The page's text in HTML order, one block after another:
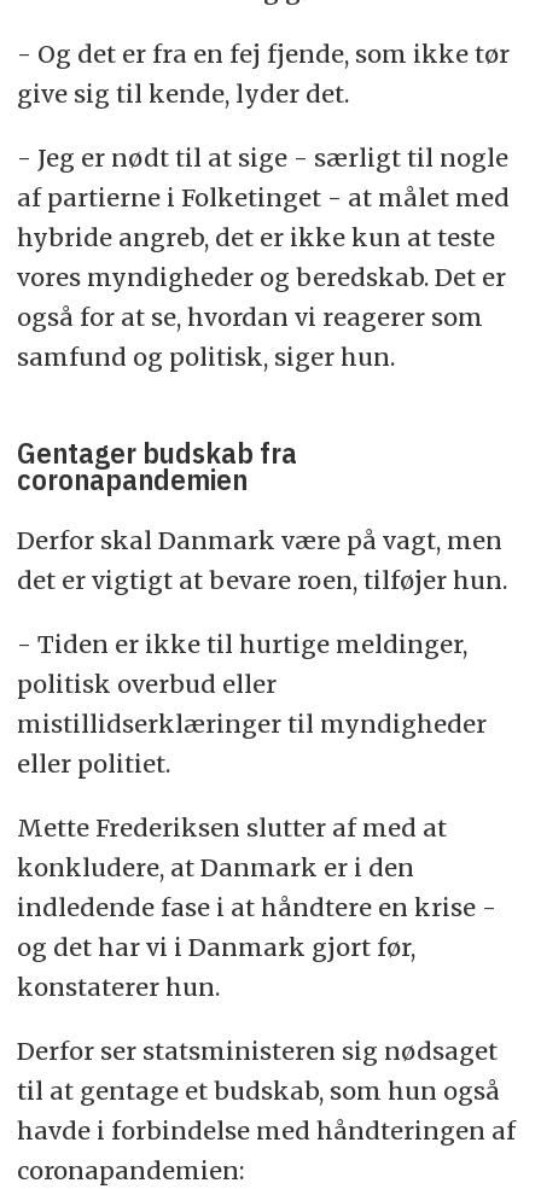
- Og det er fra en fej fjende, som ikke tør
give sig til kende, lyder det.
- Jeg er nødt til at sige - særligt til nogle
af partierne i Folketinget - at målet med
hybride angreb, det er ikke kun at teste
vores myndigheder og beredskab. Det er
også for at se, hvordan vi reagerer som
samfund og politisk, siger hun.
Gentager budskab fra
coronapandemien
Derfor skal Danmark være på vagt, men
det er vigtigt at bevare roen, tilføjer hun.
- Tiden er ikke til hurtige meldinger,
politisk overbud eller
mistillidserklæringer til myndigheder
eller politiet.
Mette Frederiksen slutter af med at
konkludere, at Danmark er i den
indledende fase i at håndtere en krise -
og det har vi i Danmark gjort før,
konstaterer hun.
Derfor ser statsministeren sig nødsaget
til at gentage et budskab, som hun også
havde i forbindelse med håndteringen af
coronapandemien: